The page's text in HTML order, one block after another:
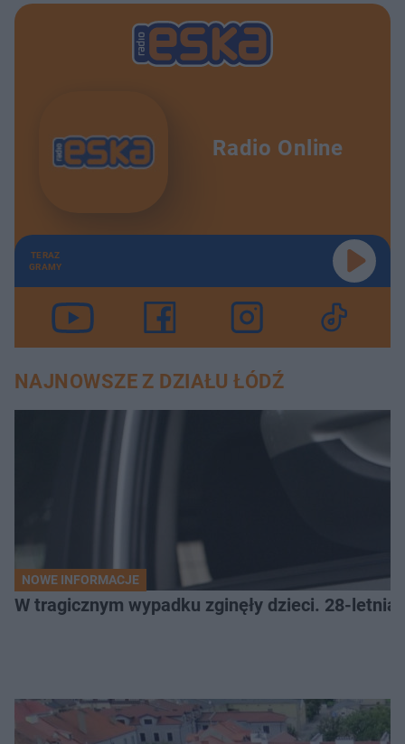
Radio Online
TERAZ
GRAMY
NAJNOWSZE Z DZIAŁU ŁÓDŹ
NOWE INFORMACJE
W tragicznym wypadku zginęły dzieci. 28-